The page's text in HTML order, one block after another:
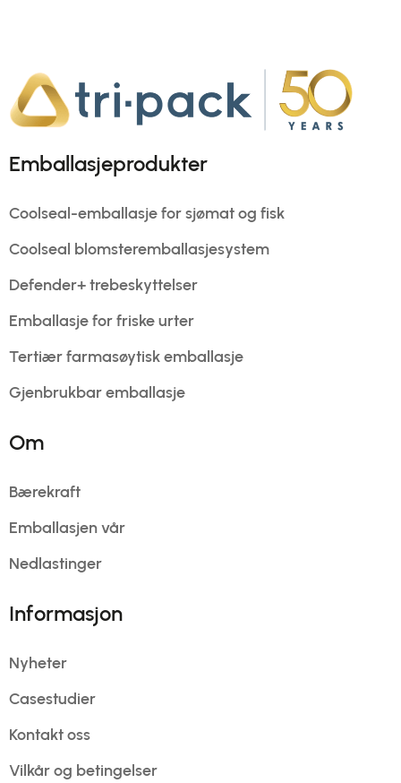
Emballasjeprodukter
Coolseal-emballasje for sjømat og fisk
Coolseal blomsteremballasjesystem
Defender+ trebeskyttelser
Emballasje for friske urter
Tertiær farmasøytisk emballasje
Gjenbrukbar emballasje
Om
Bærekraft
Emballasjen vår
Nedlastinger
Informasjon
Nyheter
Casestudier
Kontakt oss
Vilkår og betingelser